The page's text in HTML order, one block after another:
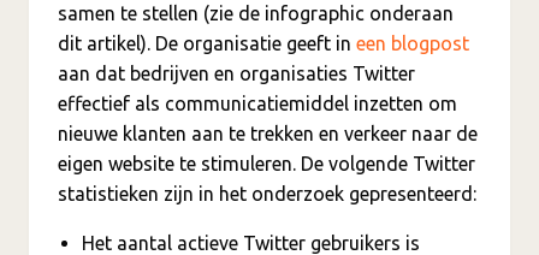
samen te stellen (zie de infographic onderaan
dit artikel). De organisatie geeft in een blogpost
aan dat bedrijven en organisaties Twitter
effectief als communicatiemiddel inzetten om
nieuwe klanten aan te trekken en verkeer naar de
eigen website te stimuleren. De volgende Twitter
statistieken zijn in het onderzoek gepresenteerd:
Het aantal actieve Twitter gebruikers is